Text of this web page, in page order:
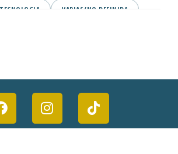
VARIAS/NO DEFINIDA